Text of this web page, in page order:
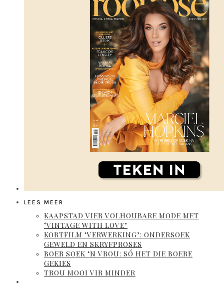
LEES MEER
KAAPSTAD VIER VOLHOUBARE MODE MET
‘VINTAGE WITH LOVE’
KORTFILM ‘VERWERKING’: ONDERSOEK
GEWELD EN SKRYFPROSES
BOER SOEK ‘N VROU: SÓ HET DIE BOERE
GEKIES
TROU MOOI VIR MINDER